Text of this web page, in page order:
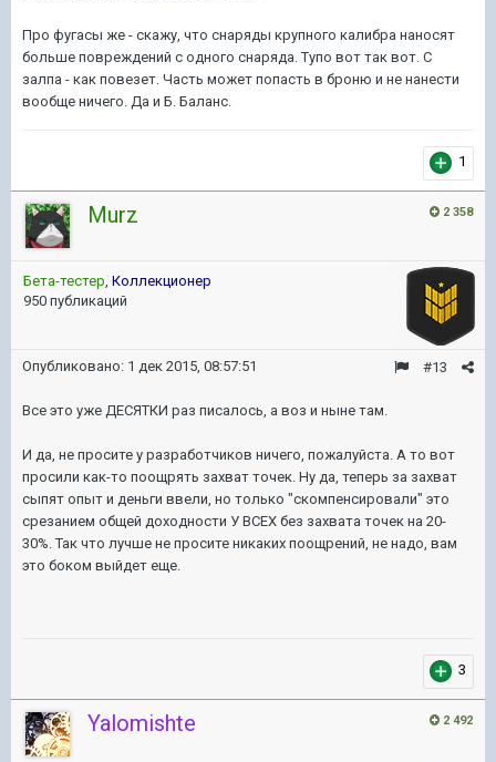
Про фугасы же - скажу, что снаряды крупного калибра наносят
больше повреждений с одного снаряда. Тупо вот так вот. С
залпа - как повезет. Часть может попасть в броню и не нанести
вообще ничего. Да и Б. Баланс.
1
2 358
Murz
Бета-тестер, Коллекционер
950 публикаций
#13
Опубликовано: 1 дек 2015, 08:57:51
Все это уже ДЕСЯТКИ раз писалось, а воз и ныне там.
И да, не просите у разработчиков ничего, пожалуйста. А то вот
просили как-то поощрять захват точек. Ну да, теперь за захват
сыпят опыт и деньги ввели, но только "скомпенсировали" это
срезанием общей доходности У ВСЕХ без захвата точек на 20-
30%. Так что лучше не просите никаких поощрений, не надо, вам
это боком выйдет еще.
3
2 492
Yalomishte